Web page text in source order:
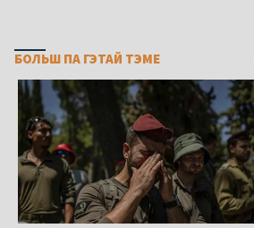
БОЛЬШ ПА ГЭТАЙ ТЭМЕ